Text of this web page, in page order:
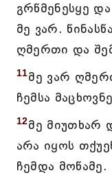
გრწმენესყე
მე ვარ.
ღმერთი და
11მე ვარ
ჩემსა
12მე მიუთხარ
არა იყოს
ჩემდა მოწამე.